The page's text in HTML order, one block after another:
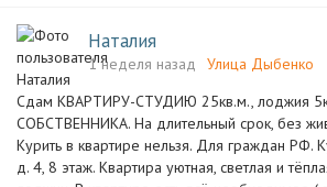
Наталия
1 неделя назад
Улица Дыбенко
Сдам КВАРТИРУ-СТУДИЮ 25кв.м., лоджия
СОБСТВЕННИКА. На длительный срок, без
Курить в квартире нельзя. Для граждан РФ.
д. 4, 8 этаж. Квартира уютная, светлая и